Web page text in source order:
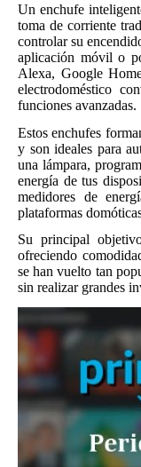
Un enchufe
toma de corriente
controlar su
aplicación móvil o
Alexa, Google
electrodoméstico
funciones avanzadas.
Estos enchufes
y son ideales para
una lámpara,
energía de tus
medidores de
plataformas
Su principal
ofreciendo
se han vuelto tan
sin realizar grandes